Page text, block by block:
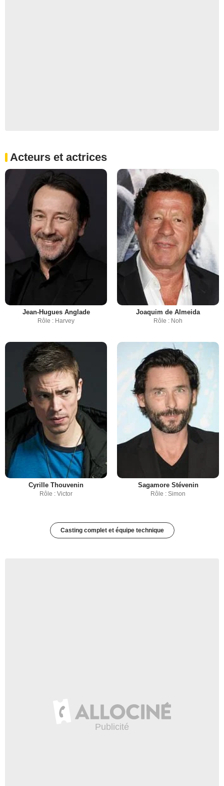
Acteurs et actrices
Jean-Hugues Anglade
Rôle : Harvey
Joaquim de Almeida
Rôle : Noh
Cyrille Thouvenin
Rôle : Victor
Sagamore Stévenin
Rôle : Simon
Casting complet et équipe technique